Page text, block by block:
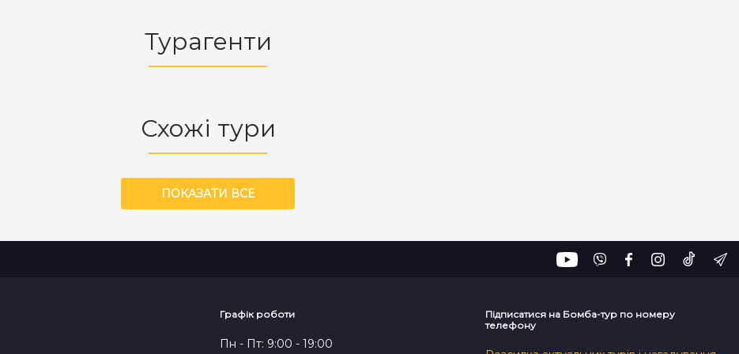
Турагенти
Схожі тури
ПОКАЗАТИ ВСЕ
Графік роботи
Пн - Пт: 9:00 - 19:00
Підписатися на Бомба-тур по номеру
телефону